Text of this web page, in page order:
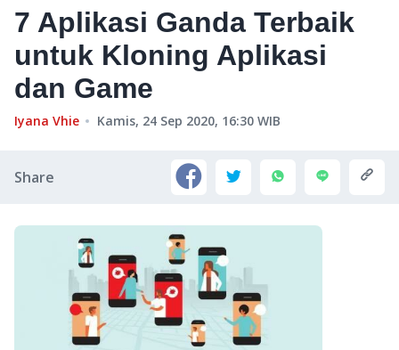
7 Aplikasi Ganda Terbaik
untuk Kloning Aplikasi
dan Game
Iyana Vhie Kamis, 24 Sep 2020, 16:30 WIB
Share